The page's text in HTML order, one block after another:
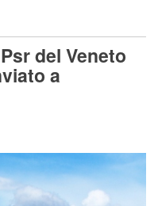
del Veneto
a